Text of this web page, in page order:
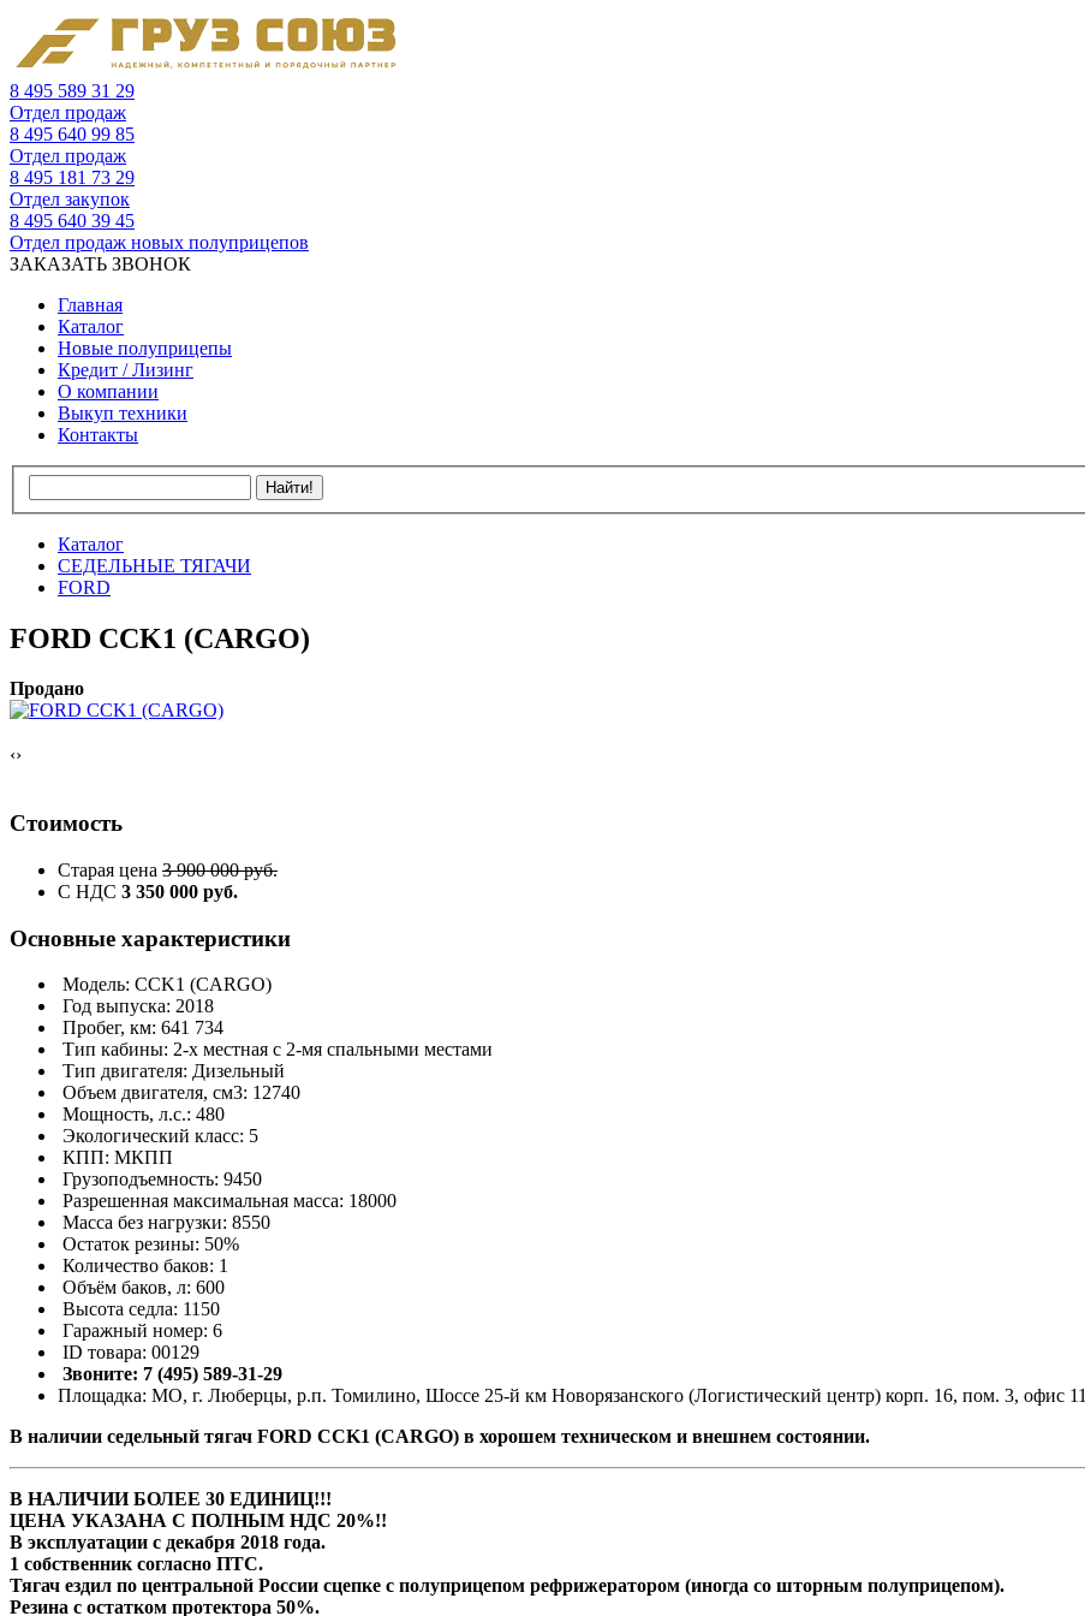
8 495 589 31 29
Отдел продаж
8 495 640 99 85
Отдел продаж
8 495 181 73 29
Отдел закупок
8 495 640 39 45
Отдел продаж новых полуприцепов
ЗАКАЗАТЬ ЗВОНОК
Главная
Каталог
Новые полуприцепы
Кредит / Лизинг
О компании
Выкуп техники
Контакты
Каталог
СЕДЕЛЬНЫЕ ТЯГАЧИ
FORD
FORD CCK1 (CARGO)
Продано
‹›
Стоимость
Старая цена 3 900 000 руб.
С НДС 3 350 000 руб.
Основные характеристики
Модель: CCK1 (CARGO)
Год выпуска: 2018
Пробег, км: 641 734
Тип кабины: 2-х местная с 2-мя спальными местами
Тип двигателя: Дизельный
Объем двигателя, см3: 12740
Мощность, л.с.: 480
Экологический класс: 5
КПП: МКПП
Грузоподъемность: 9450
Разрешенная максимальная масса: 18000
Масса без нагрузки: 8550
Остаток резины: 50%
Количество баков: 1
Объём баков, л: 600
Высота седла: 1150
Гаражный номер: 6
ID товара: 00129
Звоните: 7 (495) 589-31-29
Площадка: МО, г. Люберцы, р.п. Томилино, Шоссе 25-й км Новорязанского (Логистический центр) корп. 16, пом. 3, офис 11
В наличии седельный тягач FORD CCK1 (CARGO) в хорошем техническом и внешнем состоянии.
В НАЛИЧИИ БОЛЕЕ 30 ЕДИНИЦ!!!
ЦЕНА УКАЗАНА С ПОЛНЫМ НДС 20%!!
В эксплуатации с декабря 2018 года.
1 собственник согласно ПТС.
Тягач ездил по центральной России сцепке с полуприцепом рефрижератором (иногда со шторным полуприцепом).
Резина с остатком протектора 50%.